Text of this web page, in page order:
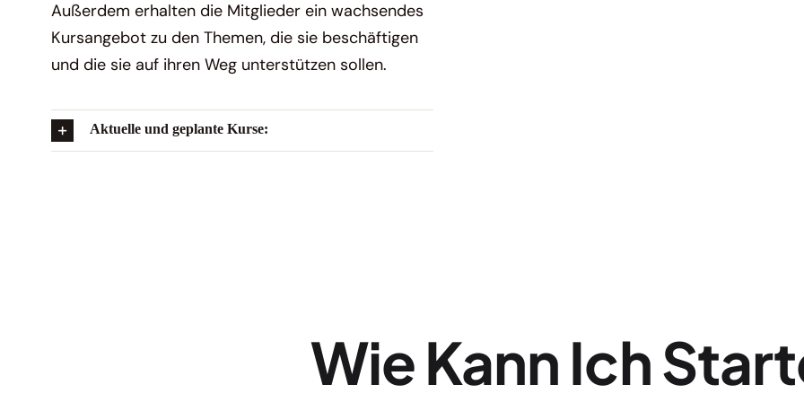
Außerdem erhalten die Mitglieder ein wachsendes
Kursangebot zu den Themen, die sie beschäftigen
und die sie auf ihren Weg unterstützen sollen.
Aktuelle und geplante Kurse:
Wie Kann Ich